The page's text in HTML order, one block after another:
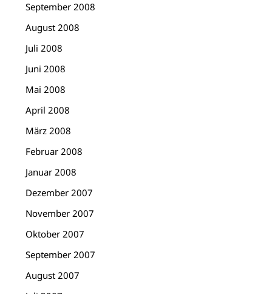
September 2008
August 2008
Juli 2008
Juni 2008
Mai 2008
April 2008
März 2008
Februar 2008
Januar 2008
Dezember 2007
November 2007
Oktober 2007
September 2007
August 2007